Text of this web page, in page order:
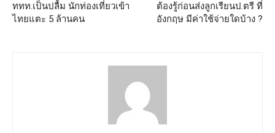
ททท.เป็นปลื้ม นักท่องเที่ยวเข้า
ไทยแตะ 5 ล้านคน
ต้องรู้ก่อนส่งลูกเรียนป.ตรี ที่
อังกฤษ มีค่าใช้จ่ายใดบ้าง ?